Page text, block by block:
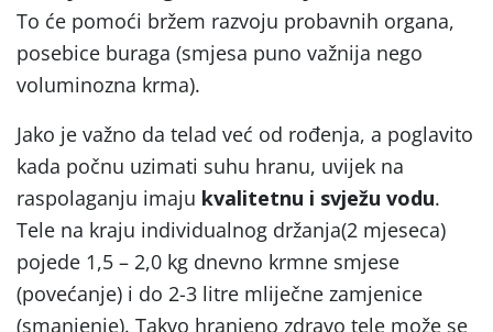
To će pomoći bržem razvoju probavnih organa,
posebice buraga (smjesa puno važnija nego
voluminozna krma).
Jako je važno da telad već od rođenja, a poglavito
kada počnu uzimati suhu hranu, uvijek na
raspolaganju imaju kvalitetnu i svježu vodu.
Tele na kraju individualnog držanja(2 mjeseca)
pojede 1,5 – 2,0 kg dnevno krmne smjese
(povećanje) i do 2-3 litre mliječne zamjenice
(smanjenje). Takvo hranjeno zdravo tele može se